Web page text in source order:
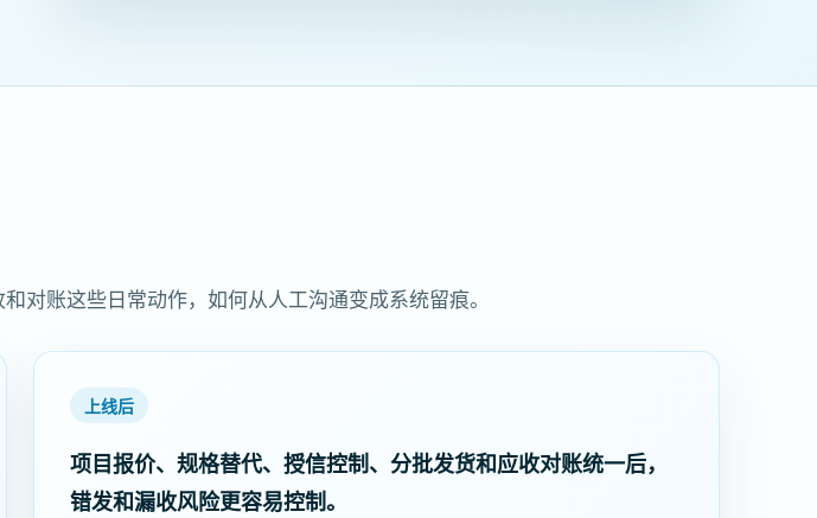
对账这些日常动作，如何从人工沟通变成系统留痕。
上线后
项目报价、规格替代、授信控制、分批发货和应收对账统一后，
错发和漏收风险更容易控制。